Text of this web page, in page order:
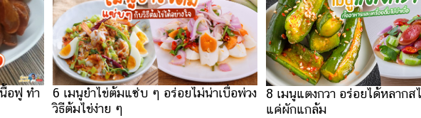
ด้ไม่
อฟู​​ ทำ
6 เมนูยำไข่ต้มแซ่บ ๆ อร่อยไม่น่าเบื่อพ่วง
วิธีต้มไข่ง่าย ๆ
8 เมนูแตงกวา อร่อยได้หลากส
แค่ผักแกล้ม